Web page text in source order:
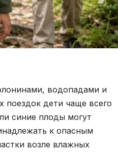
водопадами и
дети чаще всего
синие плоды могут
к опасным
возле влажных